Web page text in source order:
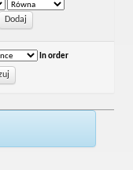
In order